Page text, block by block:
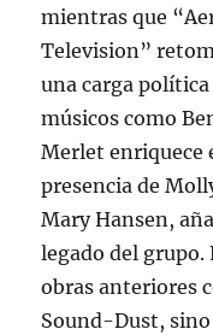
mientras que
Television”
una carga
músicos como
Merlet enriquece
presencia de
Mary Hansen,
legado del grupo.
obras anteriores
Sound-Dust,